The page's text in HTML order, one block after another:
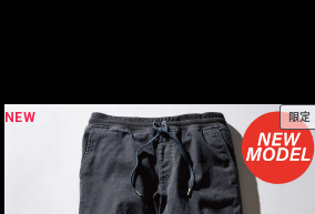
NEW 限定